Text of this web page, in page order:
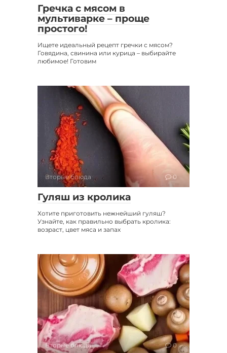
Гречка с мясом в
мультиварке – проще
простого!
Ищете идеальный рецепт гречки с мясом?
Говядина, свинина или курица – выбирайте
любимое! Готовим
Вторые блюда 0
Гуляш из кролика
Хотите приготовить нежнейший гуляш?
Узнайте, как правильно выбрать кролика:
возраст, цвет мяса и запах
Вторые блюда 0